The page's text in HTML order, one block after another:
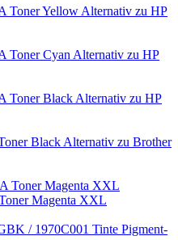
Alternativ zu HP
Alternativ zu HP
Alternativ zu HP
Alternativ zu Brother
Magenta XXL